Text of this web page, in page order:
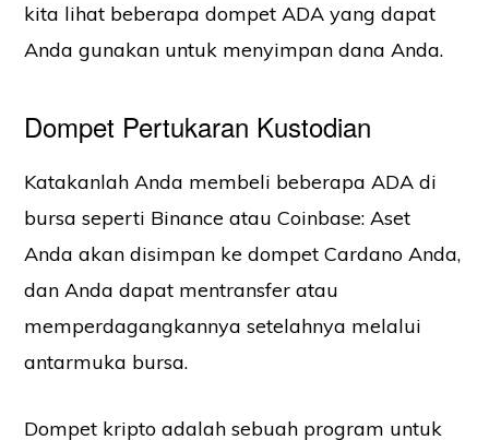
kita lihat beberapa dompet ADA yang dapat
Anda gunakan untuk menyimpan dana Anda.
Dompet Pertukaran Kustodian
Katakanlah Anda membeli beberapa ADA di
bursa seperti Binance atau Coinbase: Aset
Anda akan disimpan ke dompet Cardano Anda,
dan Anda dapat mentransfer atau
memperdagangkannya setelahnya melalui
antarmuka bursa.
Dompet kripto adalah sebuah program untuk